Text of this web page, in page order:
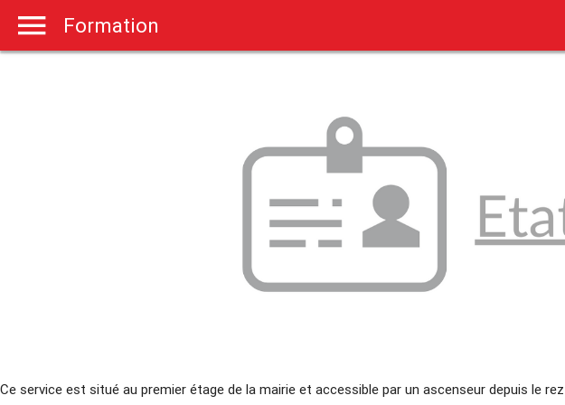
Formation
Ce service est situé au premier étage de la mairie et accessible par un ascenseur depuis le